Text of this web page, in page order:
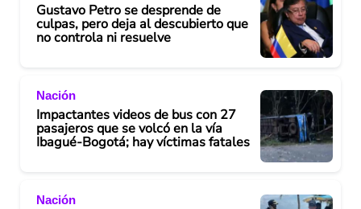
Gustavo Petro se desprende de
culpas, pero deja al descubierto que
no controla ni resuelve
Nación
Impactantes videos de bus con 27
pasajeros que se volcó en la vía
Ibagué-Bogotá; hay víctimas fatales
Nación